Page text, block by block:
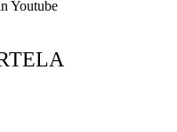
Youtube